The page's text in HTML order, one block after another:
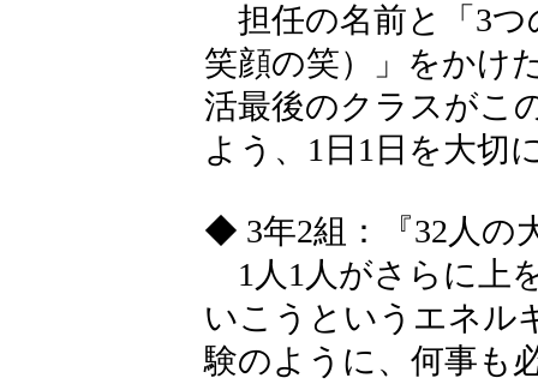
担任の名前と「3つ
笑顔の笑）」をかけ
活最後のクラスがこ
よう、1日1日を大切
◆ 3年2組：『32人の
1人1人がさらに上
いこうというエネル
験のように、何事も